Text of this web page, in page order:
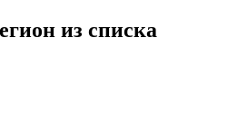
из списка